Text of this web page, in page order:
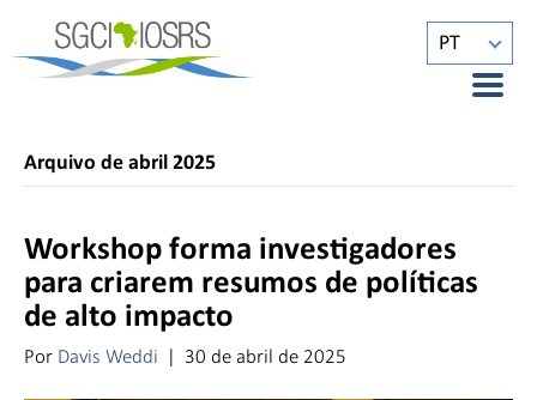
PT
Arquivo de abril 2025
Workshop forma investigadores
para criarem resumos de políticas
de alto impacto
Por Davis Weddi | 30 de abril de 2025